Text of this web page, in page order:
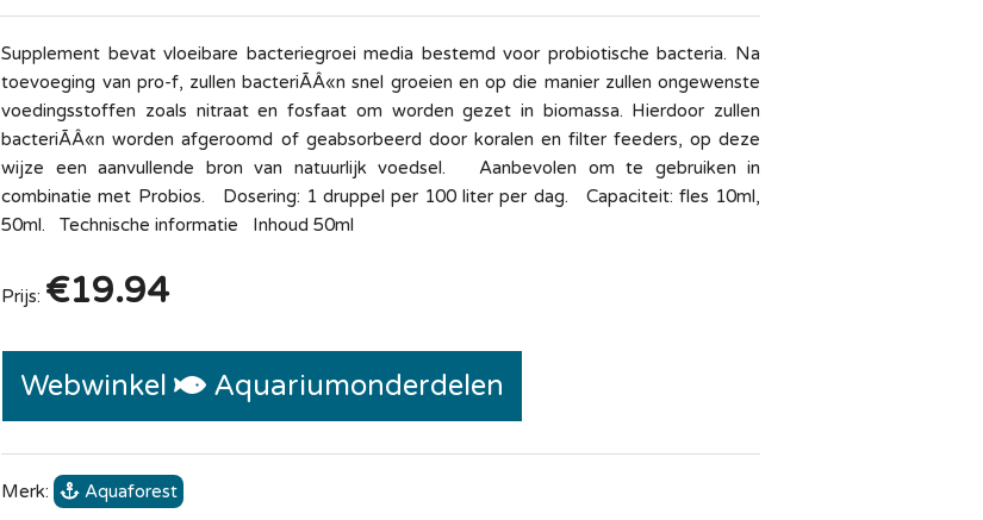
Supplement bevat vloeibare bacteriegroei media bestemd voor probiotische bacteria. Na
toevoeging van pro-f, zullen bacteriÃÂ«n snel groeien en op die manier zullen ongewenste
voedingsstoffen zoals nitraat en fosfaat om worden gezet in biomassa. Hierdoor zullen
bacteriÃÂ«n worden afgeroomd of geabsorbeerd door koralen en filter feeders, op deze
wijze een aanvullende bron van natuurlijk voedsel. Aanbevolen om te gebruiken in
combinatie met Probios. Dosering: 1 druppel per 100 liter per dag. Capaciteit: fles 10ml,
50ml. Technische informatie Inhoud 50ml
Prijs: €19.94
Webwinkel Aquariumonderdelen
Merk: Aquaforest